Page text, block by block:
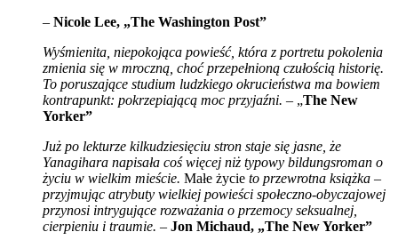
– Nicole Lee, „The Washington Post”
Wyśmienita, niepokojąca powieść, która z portretu pokolenia
zmienia się w mroczną, choć przepełnioną czułością historię.
To poruszające studium ludzkiego okrucieństwa ma bowiem
kontrapunkt: pokrzepiającą moc przyjaźni. – „The New
Yorker”
Już po lekturze kilkudziesięciu stron staje się jasne, że
Yanagihara napisała coś więcej niż typowy bildungsroman o
życiu w wielkim mieście. Małe życie to przewrotna książka –
przyjmując atrybuty wielkiej powieści społeczno-obyczajowej
przynosi intrygujące rozważania o przemocy seksualnej,
cierpieniu i traumie. – Jon Michaud, „The New Yorker”